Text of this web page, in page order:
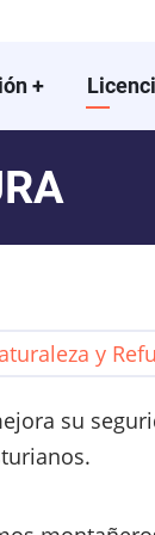
+
y
su